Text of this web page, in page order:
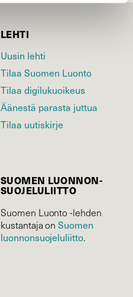
LEHTI
Uusin lehti
Tilaa Suomen Luonto
Tilaa digilukuoikeus
Äänestä parasta juttua
Tilaa uutiskirje
SUOMEN LUONNON­
SUOJELU­LIITTO
Suomen Luonto -lehden
kustantaja onSuomen
luonnonsuojelu­liitto.